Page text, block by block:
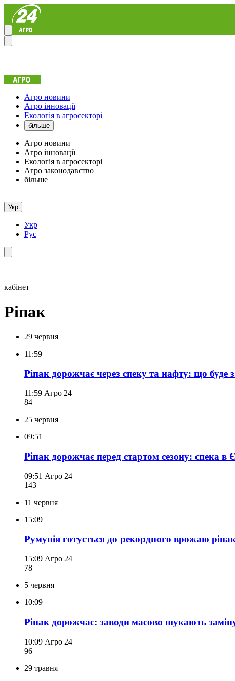
Агро новини
Агро інновації
Екологія в агросекторі
більше
Агро новини
Агро інновації
Екологія в агросекторі
Агро законодавство
більше
Укр
Укр
Рус
кабінет
Ріпак
29 червня
11:59
Ріпак дорожчає через спеку та нафту: що буде
11:59 Агро 24
84
25 червня
09:51
Ріпак дорожчає перед стартом сезону: спека в
09:51 Агро 24
143
11 червня
15:09
Румунія готується до рекордного врожаю
15:09 Агро 24
78
5 червня
10:09
Ріпак дорожчає: заводи масово шукають
10:09 Агро 24
96
29 травня